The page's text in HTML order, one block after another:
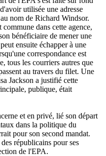
utilisée une adresse
nom de Richard Windsor.
dans cette agence,
bénéficiaire de mener une
ensuite échapper à une
correspondance est
tous les courriers autres que
au travers du filet. Une
Jackson a justifié cette
publique, était
et en privé, lié son départ
dans la politique du
pour son second mandat.
républicains pour ses
de l'EPA.